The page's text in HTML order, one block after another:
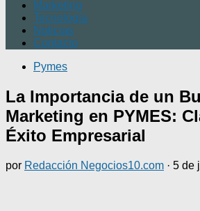
Marketing
Tecnología
Noticias
Contacto
Pymes
La Importancia de un
Marketing en PYMES:
Éxito Empresarial
por Redacción Negocios10.com · 5 de